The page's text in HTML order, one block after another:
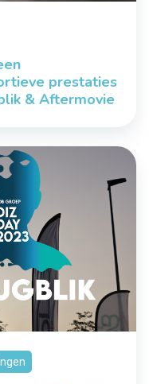
prestaties
& Aftermovie